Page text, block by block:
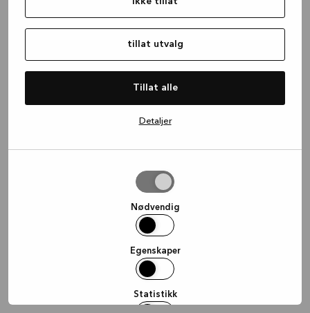
tillat utvalg
Tillat alle
Detaljer
Nødvendig
Egenskaper
Statistikk
information).